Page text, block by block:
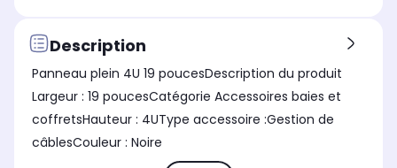
Description
Panneau plein 4U 19 poucesDescription du produit
Largeur : 19 poucesCatégorie Accessoires baies et
coffretsHauteur : 4UType accessoire :Gestion de
câblesCouleur : Noire